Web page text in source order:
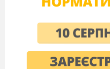
наші
приводить
хвилину він